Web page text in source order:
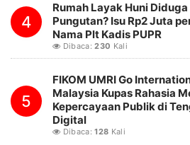
4
Rumah Layak Huni
Pungutan? Isu Rp2 Juta
Nama Plt Kadis PUPR
Dibaca:230 Kali
5
FIKOM UMRI Go
Malaysia Kupas Rahasia
Kepercayaan Publik di
Digital
Dibaca:128 Kali